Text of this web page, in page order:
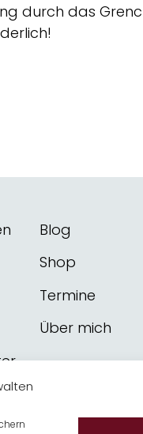
durch das
Blog
Shop
Termine
Über mich